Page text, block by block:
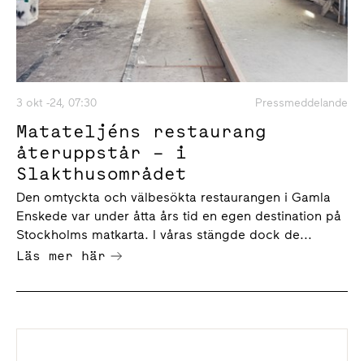
3 okt -24, 07:30 Pressmeddelande
Matateljéns restaurang
återuppstår – i
Slakthusområdet
Den omtyckta och välbesökta restaurangen i Gamla
Enskede var under åtta års tid en egen destination på
Stockholms matkarta. I våras stängde dock de...
Läs mer här